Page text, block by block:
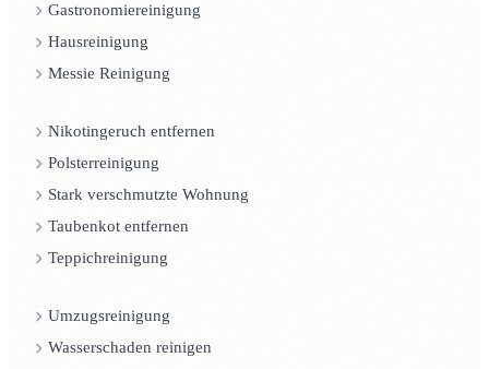
Gastronomiereinigung
Hausreinigung
Messie Reinigung
Nikotingeruch entfernen
Polsterreinigung
Stark verschmutzte Wohnung
Taubenkot entfernen
Teppichreinigung
Umzugsreinigung
Wasserschaden reinigen